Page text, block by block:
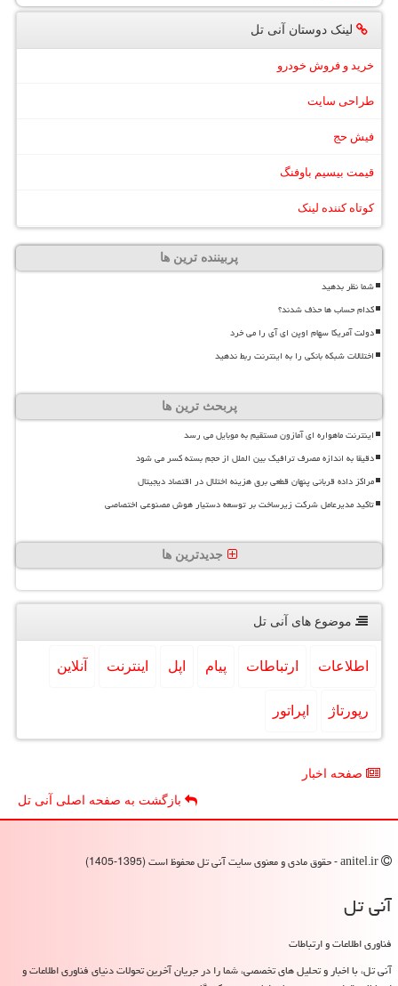
لینک دوستان آنی تل
خرید و فروش خودرو
طراحی سایت
فیش حج
قیمت بیسیم باوفنگ
کوتاه کننده لینک
پربیننده ترین ها
شما نظر بدهید
کدام حساب ها حذف شدند؟
دولت آمریکا سهام اوپن ای آی را می خرد
اختلالات شبکه بانکی را به اینترنت ربط ندهید
پربحث ترین ها
اینترنت ماهواره ای آمازون مستقیم به موبایل می رسد
دقیقا به اندازه مصرف ترافیک بین الملل از حجم بسته کسر می شود
مراکز داده قربانی پنهان قطعی برق هزینه اختلال در اقتصاد دیجیتال
تاکید مدیرعامل شرکت زیرساخت بر توسعه دستیار هوش مصنوعی اختصاصی
جدیدترین ها
موضوع های آنی تل
اطلاعات ارتباطات پیام اپل اینترنت آنلاین
رپورتاژ اپراتور
صفحه اخبار
بازگشت به صفحه اصلی آنی تل
آنی تل
فناوری اطلاعات و ارتباطات
آنی تل، با اخبار و تحلیل های تخصصی، شما را در جریان آخرین تحولات دنیای فناوری اطلاعات و